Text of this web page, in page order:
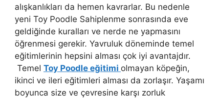
alışkanlıkları da hemen kavrarlar. Bu nedenle
yeni Toy Poodle Sahiplenme sonrasında eve
geldiğinde kuralları ve nerde ne yapmasını
öğrenmesi gerekir. Yavruluk döneminde temel
eğitimlerinin hepsini alması çok iyi avantajdır.
Temel Toy Poodle eğitimi olmayan köpeğin,
ikinci ve ileri eğitimleri alması da zorlaşır. Yaşamı
boyunca size ve çevresine karşı zorluk